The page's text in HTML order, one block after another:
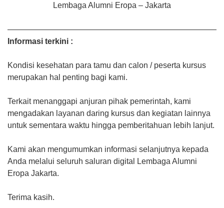
Lembaga Alumni Eropa – Jakarta
Informasi terkini :
Kondisi kesehatan para tamu dan calon / peserta kursus
merupakan hal penting bagi kami.
Terkait menanggapi anjuran pihak pemerintah, kami
mengadakan layanan daring kursus dan kegiatan lainnya
untuk sementara waktu hingga pemberitahuan lebih lanjut.
Kami akan mengumumkan informasi selanjutnya kepada
Anda melalui seluruh saluran digital Lembaga Alumni
Eropa Jakarta.
Terima kasih.